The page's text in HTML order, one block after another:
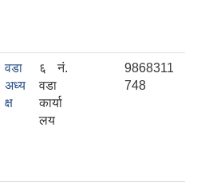
वडा
अध्य
क्ष
६ नं.
वडा
कार्या
लय
9868311
748